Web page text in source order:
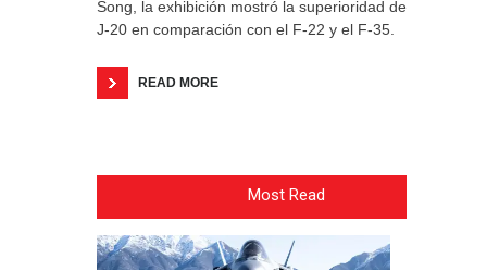
Song, la exhibición mostró la superioridad del
J-20 en comparación con el F-22 y el F-35.
READ MORE
Most Read